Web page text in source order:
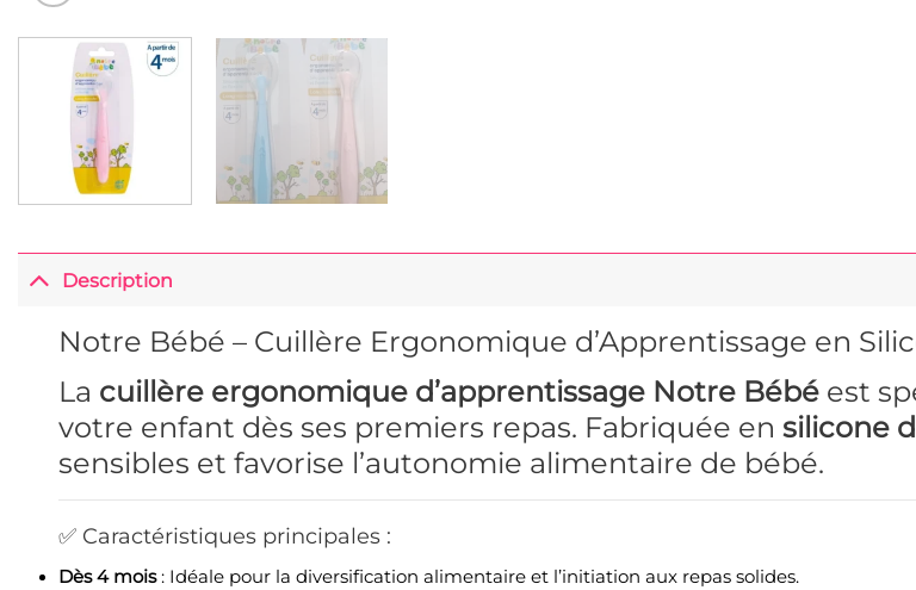
Description
Notre Bébé – Cuillère Ergonomique d’Apprentissage en
La cuillère ergonomique d’apprentissage Notre Bébéest
votre enfant dès ses premiers repas. Fabriquée en silicone
sensibles et favorise l’autonomie alimentaire de bébé.
✅ Caractéristiques principales :
Dès 4 mois: Idéale pour la diversification alimentaire et l’initiation aux repas solides.